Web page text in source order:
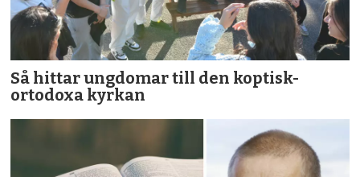
Så hittar ungdomar till den koptisk-
ortodoxa kyrkan